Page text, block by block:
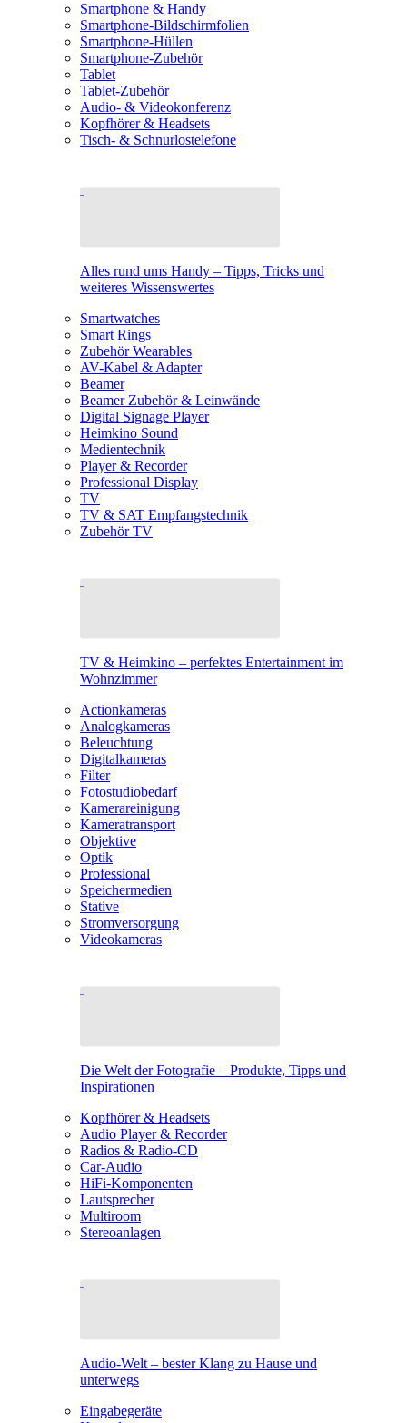
Smartphone & Handy
Smartphone-Bildschirmfolien
Smartphone-Hüllen
Smartphone-Zubehör
Tablet
Tablet-Zubehör
Audio- & Videokonferenz
Kopfhörer & Headsets
Tisch- & Schnurlostelefone
Alles rund ums Handy – Tipps, Tricks und
weiteres Wissenswertes
Smartwatches
Smart Rings
Zubehör Wearables
AV-Kabel & Adapter
Beamer
Beamer Zubehör & Leinwände
Digital Signage Player
Heimkino Sound
Medientechnik
Player & Recorder
Professional Display
TV
TV & SAT Empfangstechnik
Zubehör TV
TV & Heimkino – perfektes Entertainment im
Wohnzimmer
Actionkameras
Analogkameras
Beleuchtung
Digitalkameras
Filter
Fotostudiobedarf
Kamerareinigung
Kameratransport
Objektive
Optik
Professional
Speichermedien
Stative
Stromversorgung
Videokameras
Die Welt der Fotografie – Produkte, Tipps und
Inspirationen
Kopfhörer & Headsets
Audio Player & Recorder
Radios & Radio-CD
Car-Audio
HiFi-Komponenten
Lautsprecher
Multiroom
Stereoanlagen
Audio-Welt – bester Klang zu Hause und
unterwegs
Eingabegeräte